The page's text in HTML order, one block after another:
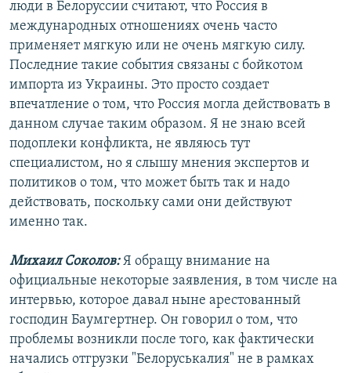
люди в Белоруссии считают, что Россия в
международных отношениях очень часто
применяет мягкую или не очень мягкую силу.
Последние такие события связаны с бойкотом
импорта из Украины. Это просто создает
впечатление о том, что Россия могла действовать в
данном случае таким образом. Я не знаю всей
подоплеки конфликта, не являюсь тут
специалистом, но я слышу мнения экспертов и
политиков о том, что может быть так и надо
действовать, поскольку сами они действуют
именно так.
Михаил Соколов:Я обращу внимание на
официальные некоторые заявления, в том числе на
интервью, которое давал ныне арестованный
господин Баумгертнер. Он говорил о том, что
проблемы возникли после того, как фактически
начались отгрузки "Белоруськалия" не в рамках